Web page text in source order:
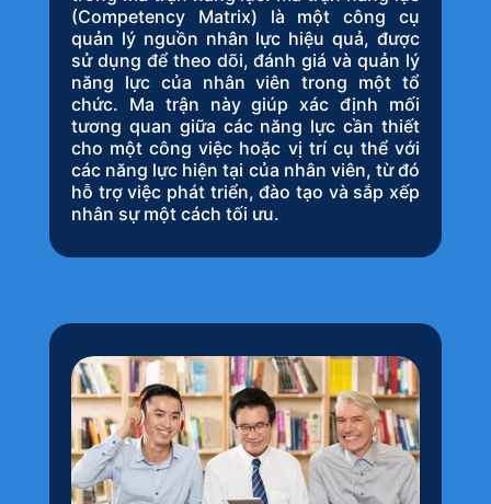
(Competency Matrix) là một công cụ
quản lý nguồn nhân lực hiệu quả, được
sử dụng để theo dõi, đánh giá và quản lý
năng lực của nhân viên trong một tổ
chức. Ma trận này giúp xác định mối
tương quan giữa các năng lực cần thiết
cho một công việc hoặc vị trí cụ thể với
các năng lực hiện tại của nhân viên, từ đó
hỗ trợ việc phát triển, đào tạo và sắp xếp
nhân sự một cách tối ưu.